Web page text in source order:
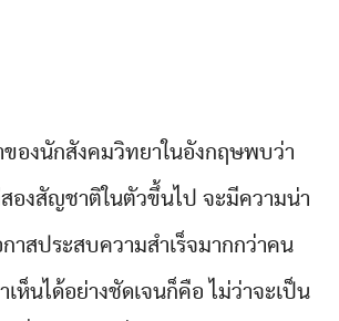
ของนักสังคมวิทยาในอังกฤษพบว่า
องสัญชาติในตัวขึ้นไป จะมีความน่า
าสประสบความสำเร็จมากกว่าคน
เห็นได้อย่างชัดเจนก็คือ ไม่ว่าจะเป็น